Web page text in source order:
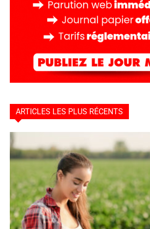
ARTICLES LES PLUS RÉCENTS